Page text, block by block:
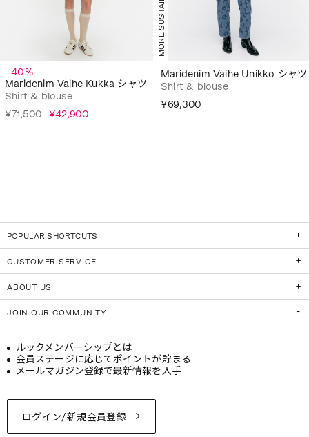
−40%
Maridenim Vaihe Kukka シャツ
Shirt & blouse
¥71,500 ¥42,900
Maridenim Vaihe Unikko シャツ
Shirt & blouse
¥69,300
POPULAR SHORTCUTS
CUSTOMER SERVICE
ABOUT US
JOIN OUR COMMUNITY
ログイン/新規会員登録
ルックメンバーシップとは
会員ステージに応じてポイントが貯まる
メールマガジン登録で最新情報を入手